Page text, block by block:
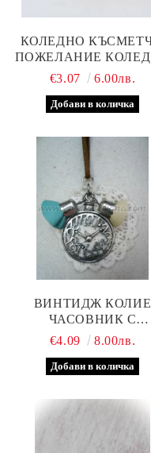
КОЛЕДНО
ПОЖЕЛАНИЕ
ЧОРАПЧЕ ОТ ФИЛЦ
ШАЙБА
€3.07 6.00лв.
ВИНТИДЖ КОЛИЕ
ЧАСОВНИК С
КАМБАНКИ ОТ
€4.09 8.00лв.